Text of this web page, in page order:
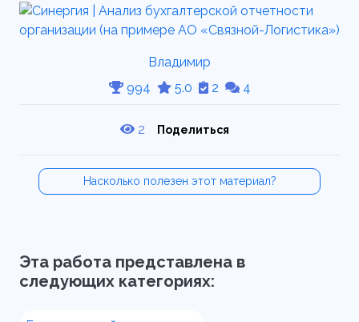
Владимир
994
5.0 2 4
2 Поделиться
Насколько полезен этот материал?
Эта работа представлена в
следующих категориях: